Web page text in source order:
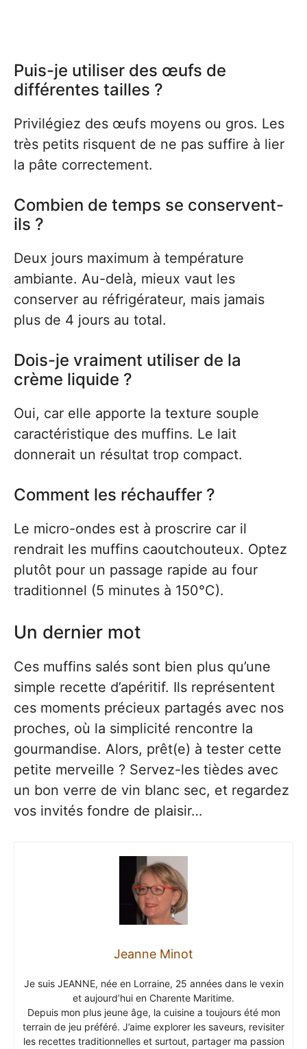
Puis-je utiliser des œufs de
différentes tailles ?
Privilégiez des œufs moyens ou gros. Les
très petits risquent de ne pas suffire à lier
la pâte correctement.
Combien de temps se conservent-
ils ?
Deux jours maximum à température
ambiante. Au-delà, mieux vaut les
conserver au réfrigérateur, mais jamais
plus de 4 jours au total.
Dois-je vraiment utiliser de la
crème liquide ?
Oui, car elle apporte la texture souple
caractéristique des muffins. Le lait
donnerait un résultat trop compact.
Comment les réchauffer ?
Le micro-ondes est à proscrire car il
rendrait les muffins caoutchouteux. Optez
plutôt pour un passage rapide au four
traditionnel (5 minutes à 150°C).
Un dernier mot
Ces muffins salés sont bien plus qu’une
simple recette d’apéritif. Ils représentent
ces moments précieux partagés avec nos
proches, où la simplicité rencontre la
gourmandise. Alors, prêt(e) à tester cette
petite merveille ? Servez-les tièdes avec
un bon verre de vin blanc sec, et regardez
vos invités fondre de plaisir…
Jeanne Minot
Je suis JEANNE, née en Lorraine, 25 années dans le vexin
et aujourd’hui en Charente Maritime.
Depuis mon plus jeune âge, la cuisine a toujours été mon
terrain de jeu préféré. J’aime explorer les saveurs, revisiter
les recettes traditionnelles et surtout, partager ma passion